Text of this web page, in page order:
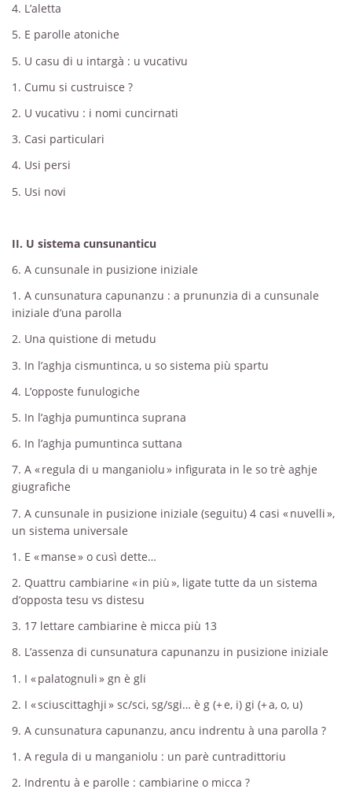
4. L’aletta
5. E parolle atoniche
5. U casu di u intargà : u vucativu
1. Cumu si custruisce ?
2. U vucativu : i nomi cuncirnati
3. Casi particulari
4. Usi persi
5. Usi novi
II. U sistema cunsunanticu
6. A cunsunale in pusizione iniziale
1. A cunsunatura capunanzu : a prununzia di a cunsunale
iniziale d’una parolla
2. Una quistione di metudu
3. In l’aghja cismuntinca, u so sistema più spartu
4. L’opposte funulogiche
5. In l’aghja pumuntinca suprana
6. In l’aghja pumuntinca suttana
7. A « regula di u manganiolu » infigurata in le so trè aghje
giugrafiche
7. A cunsunale in pusizione iniziale (seguitu) 4 casi « nuvelli »,
un sistema universale
1. E « manse » o cusì dette…
2. Quattru cambiarine « in più », ligate tutte da un sistema
d’opposta tesu vs distesu
3. 17 lettare cambiarine è micca più 13
8. L’assenza di cunsunatura capunanzu in pusizione iniziale
1. I « palatognuli » gn è gli
2. I « sciuscittaghji » sc/sci, sg/sgi… è g (+ e, i) gi (+ a, o, u)
9. A cunsunatura capunanzu, ancu indrentu à una parolla ?
1. A regula di u manganiolu : un parè cuntradittoriu
2. Indrentu à e parolle : cambiarine o micca ?